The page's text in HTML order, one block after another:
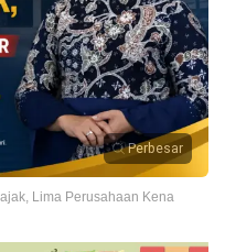
Perbesar
Lima Perusahaan Kena